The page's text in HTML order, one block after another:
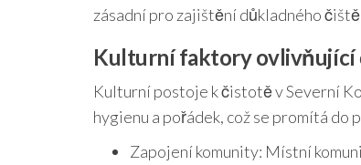
zásadní pro zajištění důkladného
Kulturní faktory
Kulturní postoje k čistotě v Severní
hygienu a pořádek, což se promítá
Zapojení komunity: Místní